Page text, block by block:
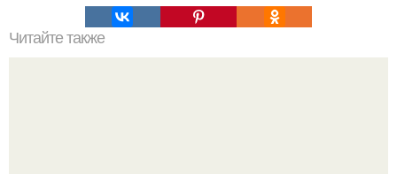
Читайте также